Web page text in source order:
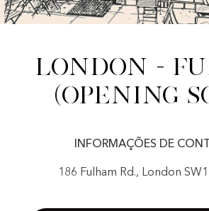
London -
(Opening
INFORMAÇÕES DE
186 Fulham Rd., London